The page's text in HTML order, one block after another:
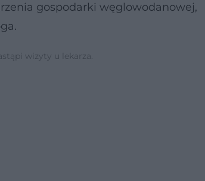
gospodarki węglowodanowej,
wizyty u lekarza.